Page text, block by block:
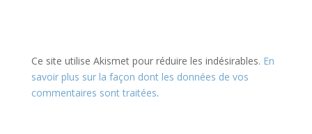
Ce site utilise Akismet pour réduire les indésirables. En
savoir plus sur la façon dont les données de vos
commentaires sont traitées.